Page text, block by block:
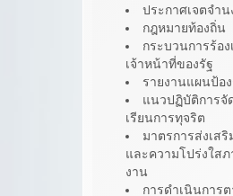
ประกาศเจตจำน
กฎหมายท้องถิ่น
กระบวนการร้อ
เจ้าหน้าที่ของรัฐ
รายงานแผนป้อ
แนวปฏิบัติการจั
เรียนการทุจริต
มาตรการส่งเส
และความโปร่งใส
งาน
การดำเนินการ